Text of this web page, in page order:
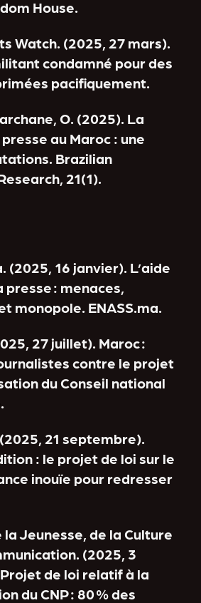
House.
Watch. (2025, 27 mars).
condamné pour des
pacifiquement.
O. (2025). La
au Maroc : une
Brazilian
21(1).
(2025, 16 janvier). L’aide
presse : menaces,
monopole. ENASS.ma.
27 juillet). Maroc :
contre le projet
du Conseil national
21 septembre).
: le projet de loi sur le
inouïe pour redresser
Jeunesse, de la Culture
(2025, 3
de loi relatif à la
du CNP : 80 % des